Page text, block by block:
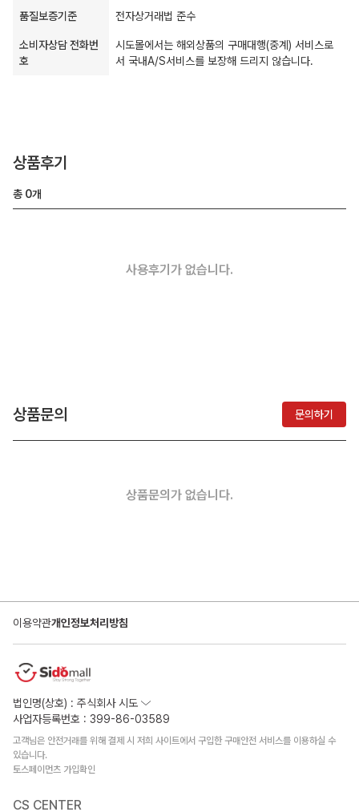
품질보증기준 전자상거래법 준수
소비자상담 전화번
호
시도몰에서는 해외상품의 구매대행(중계) 서비스로
서 국내A/S서비스를 보장해 드리지 않습니다.
상품후기
총 0개
사용후기가 없습니다.
상품문의 문의하기
상품문의가 없습니다.
이용약관개인정보처리방침
법인명(상호) : 주식회사 시도
사업자등록번호 : 399-86-03589
고객님은 안전거래를 위해 결제 시 저희 사이트에서 구입한 구매안전 서비스를 이용하실 수
있습니다.
토스페이먼츠 가입확인
CS CENTER